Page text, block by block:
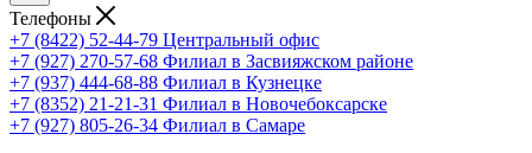
Телефоны
+7 (8422) 52-44-79 Центральный офис
+7 (927) 270-57-68 Филиал в Засвияжском районе
+7 (937) 444-68-88 Филиал в Кузнецке
+7 (8352) 21-21-31 Филиал в Новочебоксарске
+7 (927) 805-26-34 Филиал в Самаре